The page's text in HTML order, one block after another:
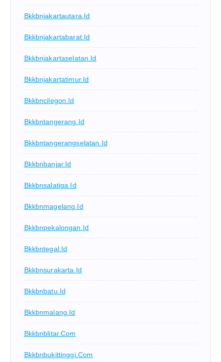
Bkkbnjakartautara.id
Bkkbnjakartabarat.id
Bkkbnjakartaselatan.id
Bkkbnjakartatimur.id
Bkkbncilegon.id
Bkkbntangerang.id
Bkkbntangerangselatan.id
Bkkbnbanjar.id
Bkkbnsalatiga.id
Bkkbnmagelang.id
Bkkbnpekalongan.id
Bkkbntegal.id
Bkkbnsurakarta.id
Bkkbnbatu.id
Bkkbnmalang.id
Bkkbnblitar.com
Bkkbnbukittinggi.com